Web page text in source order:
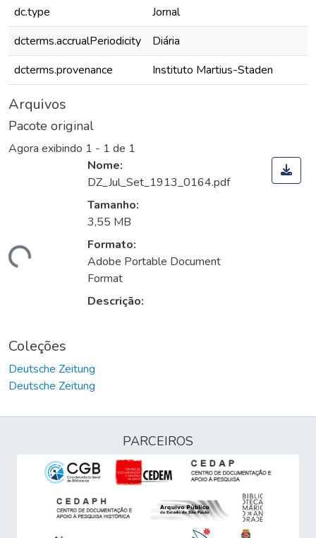
dc.type
Jornal
dcterms.accrualPeriodicity
Diária
dcterms.provenance
Instituto Martius-Staden
Arquivos
Pacote original
Agora exibindo 1 - 1 de 1
Nome:
DZ_Jul_Set_1913_0164.pdf
Tamanho:
3,55 MB
Formato:
Adobe Portable Document
Format
Descrição:
Coleções
Deutsche Zeitung
Deutsche Zeitung
PARCEIROS